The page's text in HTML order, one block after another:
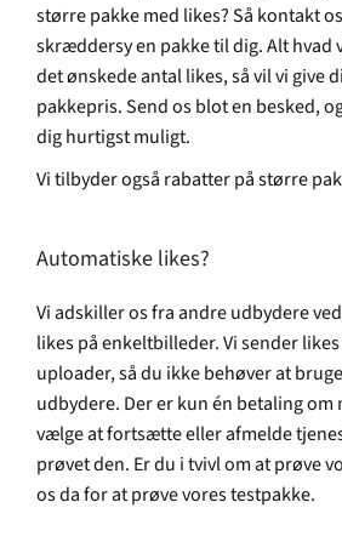
større pakke med likes? Så kontakt
skræddersy en pakke til dig. Alt hvad
det ønskede antal likes, så vil vi give
pakkepris. Send os blot en besked,
dig hurtigst muligt.
Vi tilbyder også rabatter på større
Automatiske likes?
Vi adskiller os fra andre udbydere
likes på enkeltbilleder. Vi sender
uploader, så du ikke behøver at
udbydere. Der er kun én betaling om
vælge at fortsætte eller afmelde
prøvet den. Er du i tvivl om at prøve
os da for at prøve vores testpakke.